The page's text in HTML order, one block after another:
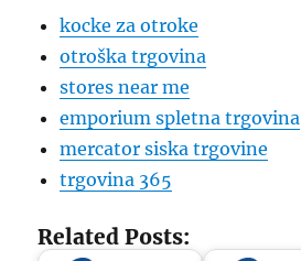
kocke za otroke
otroška trgovina
stores near me
emporium spletna trgovina
mercator siska trgovine
trgovina 365
Related Posts: